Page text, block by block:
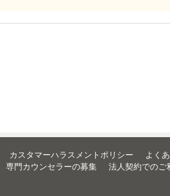
カスタマーハラスメントポリシー よく
専門カウンセラーの募集 法人契約でのご